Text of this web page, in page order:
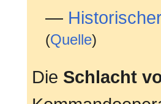
—
(Quelle)
Die Schlacht